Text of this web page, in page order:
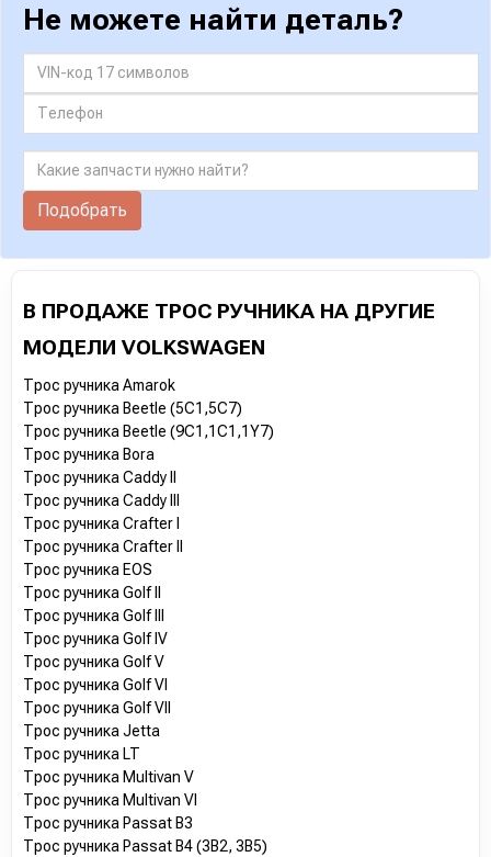
Не можете найти деталь?
Подобрать
В ПРОДАЖЕ ТРОС РУЧНИКА НА ДРУГИЕ
МОДЕЛИ VOLKSWAGEN
Трос ручника Amarok
Трос ручника Beetle (5C1,5C7)
Трос ручника Beetle (9C1,1C1,1Y7)
Трос ручника Bora
Трос ручника Caddy II
Трос ручника Caddy III
Трос ручника Crafter I
Трос ручника Crafter II
Трос ручника EOS
Трос ручника Golf II
Трос ручника Golf III
Трос ручника Golf IV
Трос ручника Golf V
Трос ручника Golf VI
Трос ручника Golf VII
Трос ручника Jetta
Трос ручника LT
Трос ручника Multivan V
Трос ручника Multivan VI
Трос ручника Passat B3
Трос ручника Passat B4 (3B2, 3B5)